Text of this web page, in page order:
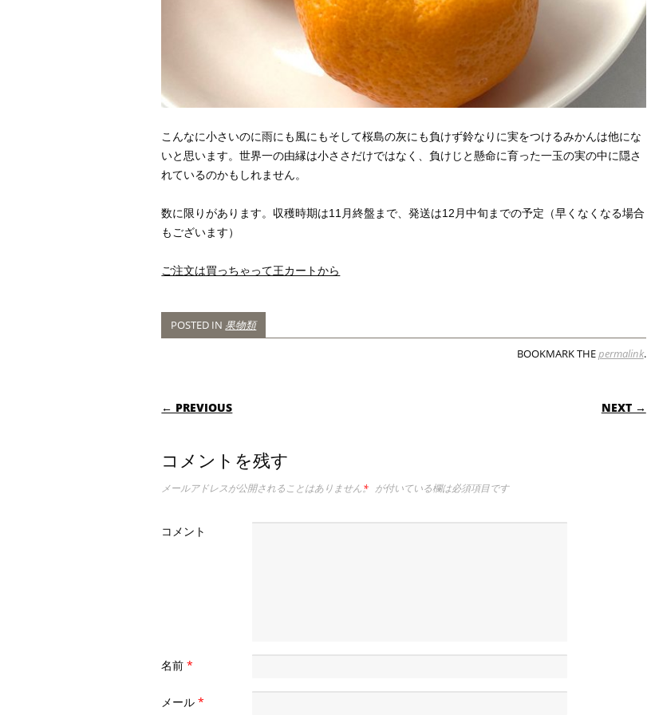
こんなに小さいのに雨にも風にもそして桜島の灰にも負けず鈴なりに実をつけるみかんは他にな
いと思います。世界一の由縁は小ささだけではなく、負けじと懸命に育った一玉の実の中に隠さ
れているのかもしれません。
数に限りがあります。収穫時期は11月終盤まで、発送は12月中旬までの予定（早くなくなる場合
もございます）
ご注文は買っちゃって王カートから
POSTED IN果物類
BOOKMARK THEpermalink.
POST NAVIGATION
← PREVIOUS NEXT →
コメントを残す
メールアドレスが公開されることはありません。
* が付いている欄は必須項目です
コメント
名前*
メール*